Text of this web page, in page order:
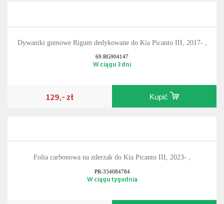
Dywaniki gumowe Rigum dedykowane do Kia Picanto III, 2017- ,
69.RG904147
W ciągu 3 dni
129,- zł Kupić
Folia carbonowa na zderzak do Kia Picanto III, 2023- ,
PR-334084784
W ciągu tygodnia